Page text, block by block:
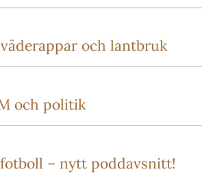
och lantbruk
och politik
– nytt poddavsnitt!